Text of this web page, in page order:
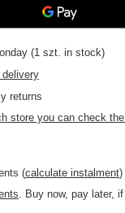
(1 szt. in stock)
returns
store you can check
(calculate instalment)
. Buy now, pay later,